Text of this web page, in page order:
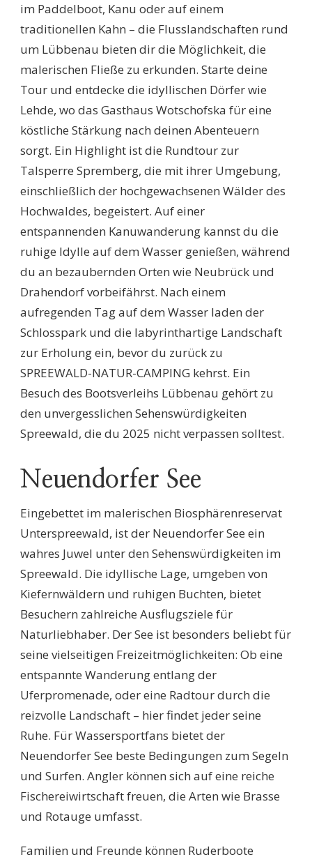
im Paddelboot, Kanu oder auf einem
traditionellen Kahn – die Flusslandschaften rund
um Lübbenau bieten dir die Möglichkeit, die
malerischen Fließe zu erkunden. Starte deine
Tour und entdecke die idyllischen Dörfer wie
Lehde, wo das Gasthaus Wotschofska für eine
köstliche Stärkung nach deinen Abenteuern
sorgt. Ein Highlight ist die Rundtour zur
Talsperre Spremberg, die mit ihrer Umgebung,
einschließlich der hochgewachsenen Wälder des
Hochwaldes, begeistert. Auf einer
entspannenden Kanuwanderung kannst du die
ruhige Idylle auf dem Wasser genießen, während
du an bezaubernden Orten wie Neubrück und
Drahendorf vorbeifährst. Nach einem
aufregenden Tag auf dem Wasser laden der
Schlosspark und die labyrinthartige Landschaft
zur Erholung ein, bevor du zurück zu
SPREEWALD-NATUR-CAMPING kehrst. Ein
Besuch des Bootsverleihs Lübbenau gehört zu
den unvergesslichen Sehenswürdigkeiten
Spreewald, die du 2025 nicht verpassen solltest.
Neuendorfer See
Eingebettet im malerischen Biosphärenreservat
Unterspreewald, ist der Neuendorfer See ein
wahres Juwel unter den Sehenswürdigkeiten im
Spreewald. Die idyllische Lage, umgeben von
Kiefernwäldern und ruhigen Buchten, bietet
Besuchern zahlreiche Ausflugsziele für
Naturliebhaber. Der See ist besonders beliebt für
seine vielseitigen Freizeitmöglichkeiten: Ob eine
entspannte Wanderung entlang der
Uferpromenade, oder eine Radtour durch die
reizvolle Landschaft – hier findet jeder seine
Ruhe. Für Wassersportfans bietet der
Neuendorfer See beste Bedingungen zum Segeln
und Surfen. Angler können sich auf eine reiche
Fischereiwirtschaft freuen, die Arten wie Brasse
und Rotauge umfasst.
Familien und Freunde können Ruderboote